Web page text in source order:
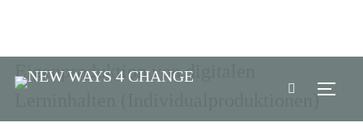
Eigenproduktion von digitalen
Lerninhalten (Individualproduktionen)